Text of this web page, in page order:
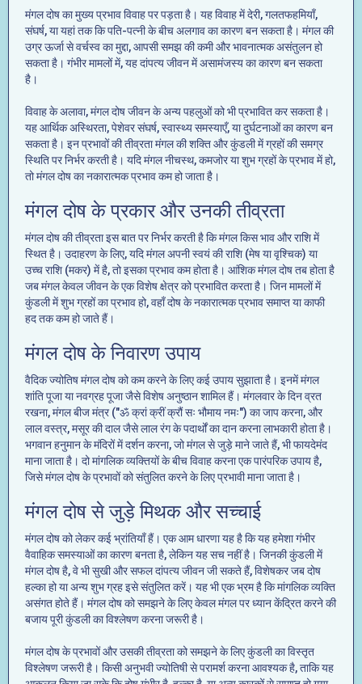
मंगल दोष का मुख्य प्रभाव विवाह पर पड़ता है। यह विवाह में देरी, गलतफहमियाँ,
संघर्ष, या यहां तक कि पति-पत्नी के बीच अलगाव का कारण बन सकता है। मंगल की
उग्र ऊर्जा से वर्चस्व का मुद्दा, आपसी समझ की कमी और भावनात्मक असंतुलन हो
सकता है। गंभीर मामलों में, यह दांपत्य जीवन में असामंजस्य का कारण बन सकता
है।
विवाह के अलावा, मंगल दोष जीवन के अन्य पहलुओं को भी प्रभावित कर सकता है।
यह आर्थिक अस्थिरता, पेशेवर संघर्ष, स्वास्थ्य समस्याएँ, या दुर्घटनाओं का कारण बन
सकता है। इन प्रभावों की तीव्रता मंगल की शक्ति और कुंडली में ग्रहों की समग्र
स्थिति पर निर्भर करती है। यदि मंगल नीचस्थ, कमजोर या शुभ ग्रहों के प्रभाव में हो,
तो मंगल दोष का नकारात्मक प्रभाव कम हो जाता है।
मंगल दोष के प्रकार और उनकी तीव्रता
मंगल दोष की तीव्रता इस बात पर निर्भर करती है कि मंगल किस भाव और राशि में
स्थित है। उदाहरण के लिए, यदि मंगल अपनी स्वयं की राशि (मेष या वृश्चिक) या
उच्च राशि (मकर) में है, तो इसका प्रभाव कम होता है। आंशिक मंगल दोष तब होता है
जब मंगल केवल जीवन के एक विशेष क्षेत्र को प्रभावित करता है। जिन मामलों में
कुंडली में शुभ ग्रहों का प्रभाव हो, वहाँ दोष के नकारात्मक प्रभाव समाप्त या काफी
हद तक कम हो जाते हैं।
मंगल दोष के निवारण उपाय
वैदिक ज्योतिष मंगल दोष को कम करने के लिए कई उपाय सुझाता है। इनमें मंगल
शांति पूजा या नवग्रह पूजा जैसे विशेष अनुष्ठान शामिल हैं। मंगलवार के दिन व्रत
रखना, मंगल बीज मंत्र ("ॐ क्रां क्रीं क्रौं सः भौमाय नमः") का जाप करना, और
लाल वस्त्र, मसूर की दाल जैसे लाल रंग के पदार्थों का दान करना लाभकारी होता है।
भगवान हनुमान के मंदिरों में दर्शन करना, जो मंगल से जुड़े माने जाते हैं, भी फायदेमंद
माना जाता है। दो मांगलिक व्यक्तियों के बीच विवाह करना एक पारंपरिक उपाय है,
जिसे मंगल दोष के प्रभावों को संतुलित करने के लिए प्रभावी माना जाता है।
मंगल दोष से जुड़े मिथक और सच्चाई
मंगल दोष को लेकर कई भ्रांतियाँ हैं। एक आम धारणा यह है कि यह हमेशा गंभीर
वैवाहिक समस्याओं का कारण बनता है, लेकिन यह सच नहीं है। जिनकी कुंडली में
मंगल दोष है, वे भी सुखी और सफल दांपत्य जीवन जी सकते हैं, विशेषकर जब दोष
हल्का हो या अन्य शुभ ग्रह इसे संतुलित करें। यह भी एक भ्रम है कि मांगलिक व्यक्ति
असंगत होते हैं। मंगल दोष को समझने के लिए केवल मंगल पर ध्यान केंद्रित करने की
बजाय पूरी कुंडली का विश्लेषण करना जरूरी है।
मंगल दोष के प्रभावों और उसकी तीव्रता को समझने के लिए कुंडली का विस्तृत
विश्लेषण जरूरी है। किसी अनुभवी ज्योतिषी से परामर्श करना आवश्यक है, ताकि यह